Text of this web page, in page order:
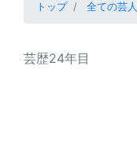
トップ 全ての芸人
芸歴24年目